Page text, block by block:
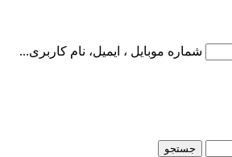
شماره موبایل ، ایمیل، نام کاربری...
جستجو